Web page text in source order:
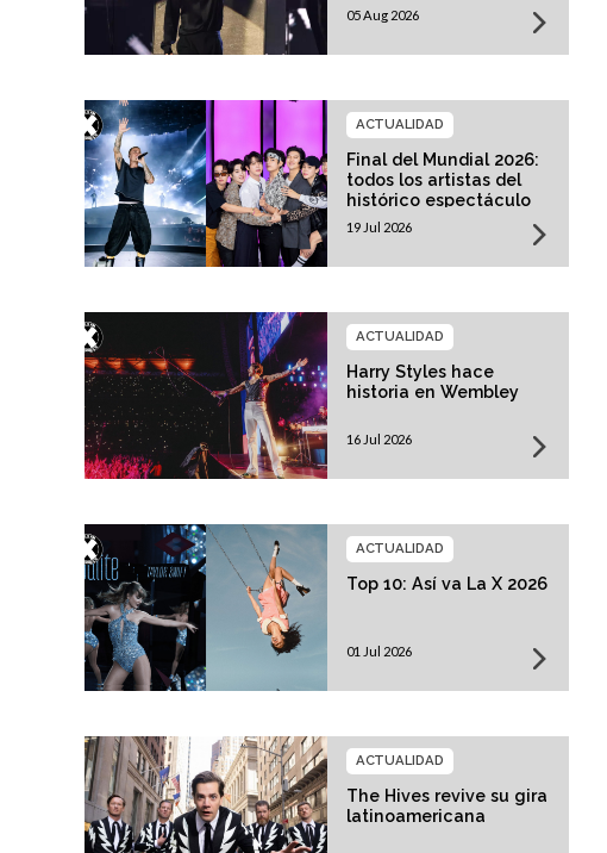
05 Aug 2026
Final del Mundial 2026:
todos los artistas del
histórico espectáculo
ACTUALIDAD
19 Jul 2026
Harry Styles hace
historia en Wembley
ACTUALIDAD
16 Jul 2026
Top 10: Así va La X 2026
ACTUALIDAD
01 Jul 2026
The Hives revive su gira
latinoamericana
ACTUALIDAD